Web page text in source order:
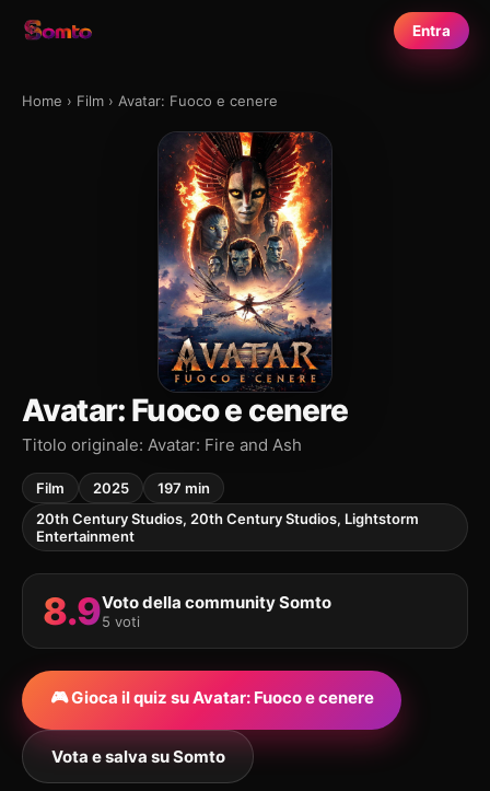
Entra
Home › Film › Avatar: Fuoco e cenere
Avatar: Fuoco e cenere
Titolo originale: Avatar: Fire and Ash
Film 2025
197 min
20th Century Studios, 20th Century Studios, Lightstorm
Entertainment
8.9Voto della community Somto
5 voti
🎮 Gioca il quiz su Avatar: Fuoco e cenere
Vota e salva su Somto